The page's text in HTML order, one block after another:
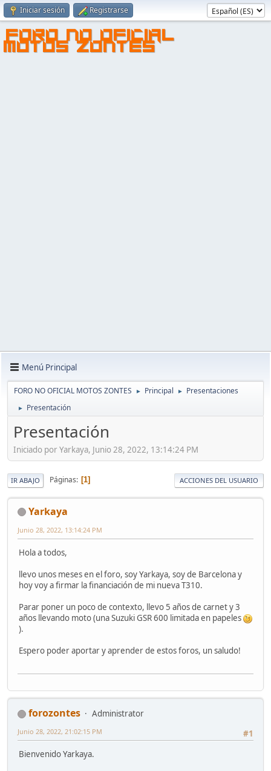
Iniciar sesión Registrarse
FORO NO OFICIAL
MOTOS ZONTES
Menú Principal
FORO NO OFICIAL MOTOS ZONTES ► Principal ► Presentaciones
► Presentación
Presentación
Iniciado por Yarkaya, Junio 28, 2022, 13:14:24 PM
IR ABAJO Páginas 1 ACCIONES DEL USUARIO
Yarkaya
Junio 28, 2022, 13:14:24 PM
Hola a todos,
llevo unos meses en el foro, soy Yarkaya, soy de Barcelona y
hoy voy a firmar la financiación de mi nueva T310.
Parar poner un poco de contexto, llevo 5 años de carnet y 3
años llevando moto (una Suzuki GSR 600 limitada en papeles
).
Espero poder aportar y aprender de estos foros, un saludo!
forozontes
Administrator
#1
Junio 28, 2022, 21:02:15 PM
Bienvenido Yarkaya.